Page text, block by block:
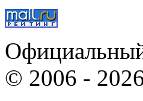
© 2006 -